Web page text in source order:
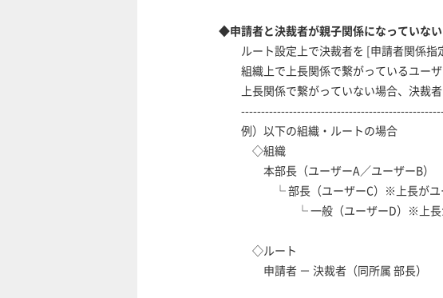
◆申請者と決裁者が親子関係になっていない
ルート設定上で決裁者を [申請者関係指
組織上で上長関係で繋がっているユーザ
上長関係で繋がっていない場合、決裁者
例）以下の組織・ルートの場合
◇組織
本部長（ユーザーA／ユーザーB）
└ 部長（ユーザーC）※上長がユ
└ 一般（ユーザーD）※上長が
◇ルート
申請者 － 決裁者（同所属 部長）